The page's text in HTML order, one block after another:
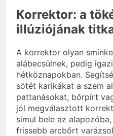
Korrektor: a
illúziójának
A korrektor olyan
alábecsülnek, pedig
hétköznapokban.
sötét karikákat a szem
pattanásokat, bőrpírt
jól megválasztott
simul bele az
frissebb arcbőrt